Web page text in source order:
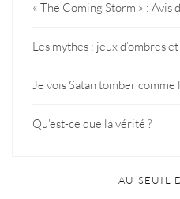
« The Coming Storm » :
Les mythes : jeux d’ombres
Je vois Satan tomber comme
Qu’est-ce que la vérité ?
AU SEUIL